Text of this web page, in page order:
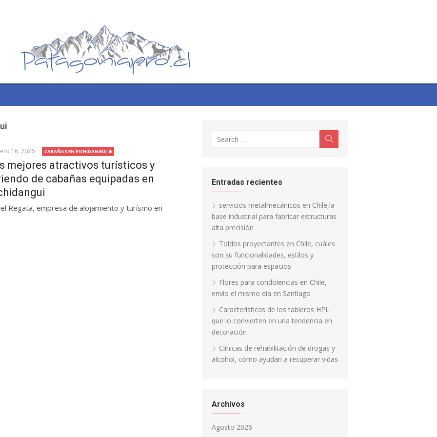
16, 2026 CABAÑAS EN PICHIDANGUI
mejores atractivos turísticos y
de cabañas equipadas en
Regata, empresa de alojamiento y turísmo en
for:
Entradas recientes
servicios metalmecánicos en Chile,la
base industrial para fabricar estructuras
alta precisión
Toldos proyectantes en Chile, cuáles
son su funcionalidades, estilos y
protección para espacios
Flores para condolencias en Chile,
envío el mismo día en Santiago
Características de los tableros HPL
que lo convierten en una tendencia en
decoración
Clínicas de rehabilitación de drogas y
alcohol, cómo ayudan a recuperar vidas
Archivos
Agosto 2026